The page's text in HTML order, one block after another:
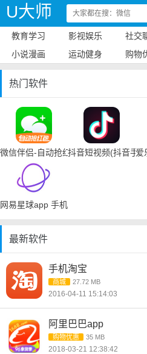
U大师
教育学习 影视娱乐 社交
小说漫画
运动健身 购物
热门软件
微信伴侣-自动抢红包抖音短视频(抖音手爱
网易星球app 手机下载
最新软件
手机淘宝
商城 27.72 MB
2016-04-11 15:14:03
阿里巴巴app
购物优惠 35 MB
2018-03-21 12:38:42